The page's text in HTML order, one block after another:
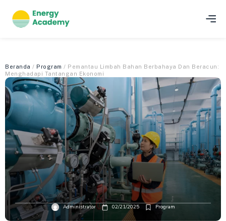
Beranda / Program / Pemantau Limbah Bahan Berbahaya Dan Beracun:
Menghadapi Tantangan Ekonomi
Administrator 02/21/2025 Program